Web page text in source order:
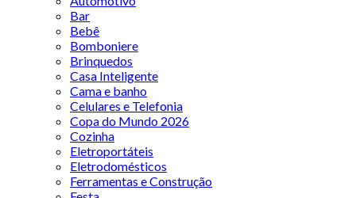
Bar
Bebê
Bomboniere
Brinquedos
Casa Inteligente
Cama e banho
Celulares e Telefonia
Copa do Mundo 2026
Cozinha
Eletroportáteis
Eletrodomésticos
Ferramentas e Construção